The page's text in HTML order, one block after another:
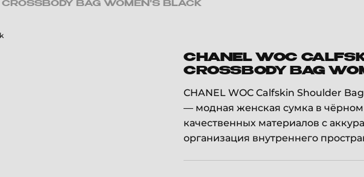
BAG WOMEN'S BLACK
CHANEL WOC
CROSSBODY BAG
CHANEL WOC Calfskin Shoulder
— модная женская сумка в
качественных материалов с
организация внутреннего